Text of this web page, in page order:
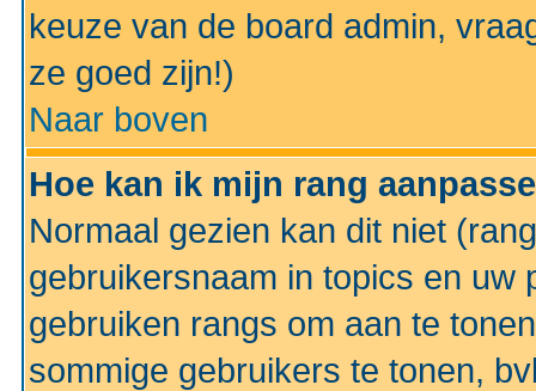
keuze van de board admin,
ze goed zijn!)
Naar boven
Hoe kan ik mijn rang
Normaal gezien kan dit niet
gebruikersnaam in topics en uw
gebruiken rangs om aan te
sommige gebruikers te tonen,